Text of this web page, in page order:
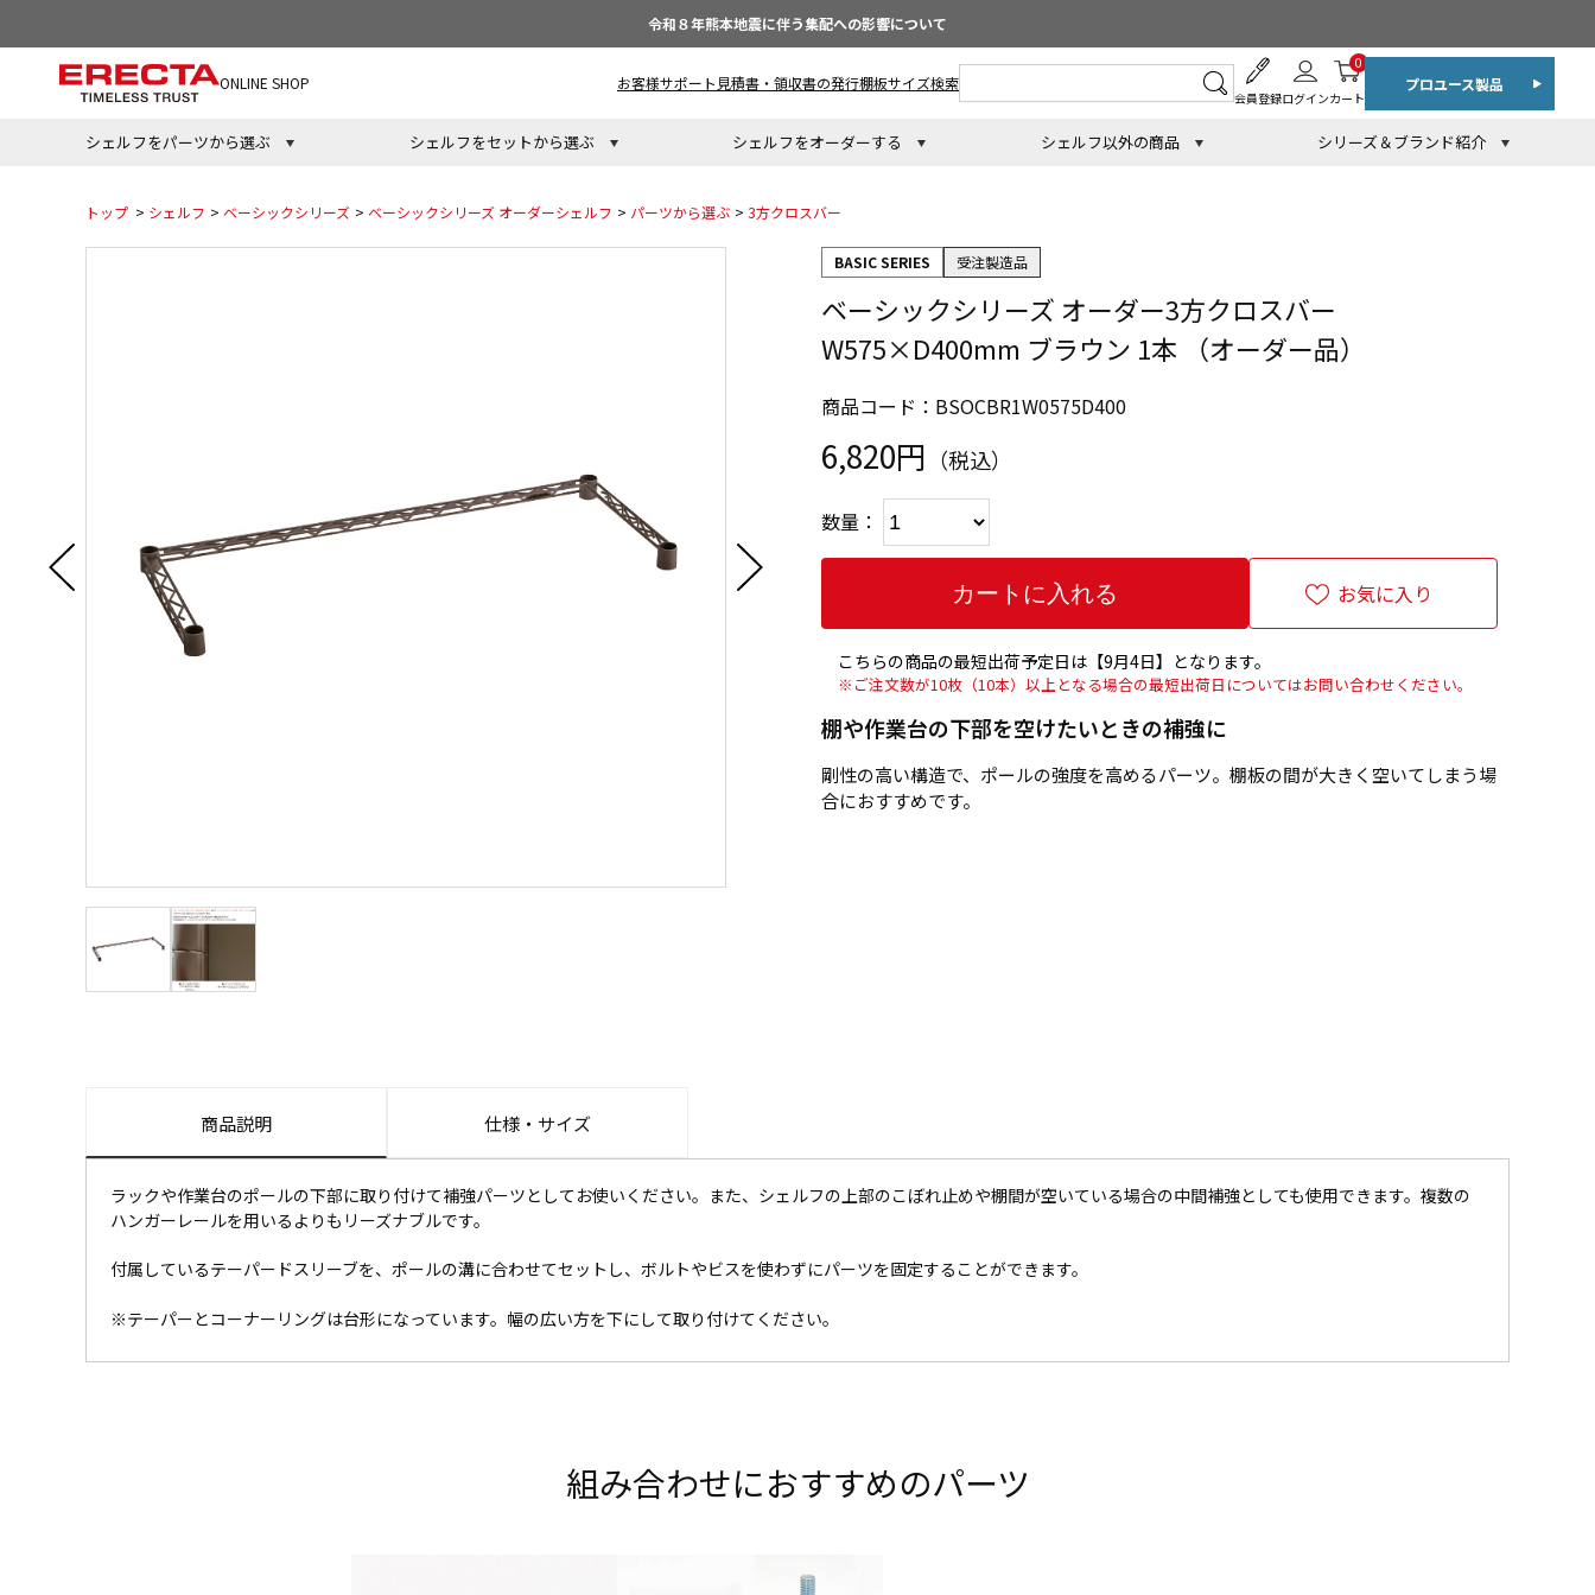
令和８年熊本地震に伴う集配への影響について
ONLINE SHOP お客様サポート 見積書・領収書の発行棚板サイズ検索
会員登録ログインカート
0
プロユース製品
シェルフをパーツから選ぶ シェルフをセットから選ぶ シェルフをオーダーする シェルフ以外の商品 シリーズ＆ブランド紹介
トップ > シェルフ > ベーシックシリーズ > ベーシックシリーズ オーダーシェルフ > パーツから選ぶ > 3方クロスバー
BASIC SERIES 受注製造品
ベーシックシリーズ オーダー3方クロスバー
W575×D400mm ブラウン 1本 （オーダー品）
商品コード：BSOCBR1W0575D400
6,820円 （税込）
数量：
お気に入り
こちらの商品の最短出荷予定日は【9月4日】となります。
※ご注文数が10枚（10本）以上となる場合の最短出荷日についてはお問い合わせください。
棚や作業台の下部を空けたいときの補強に
剛性の高い構造で、ポールの強度を高めるパーツ。棚板の間が大きく空いてしまう場
合におすすめです。
商品説明 仕様・サイズ
ラックや作業台のポールの下部に取り付けて補強パーツとしてお使いください。また、シェルフの上部のこぼれ止めや棚間が空いている場合の中間補強としても使用できます。複数の
ハンガーレールを用いるよりもリーズナブルです。
付属しているテーパードスリーブを、ポールの溝に合わせてセットし、ボルトやビスを使わずにパーツを固定することができます。
※テーパーとコーナーリングは台形になっています。幅の広い方を下にして取り付けてください。
組み合わせにおすすめのパーツ